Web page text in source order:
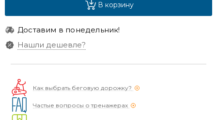
В корзину
Доставим в понедельник!
Нашли дешевле?
Как выбрать беговую дорожку?
Частые вопросы о тренажерах